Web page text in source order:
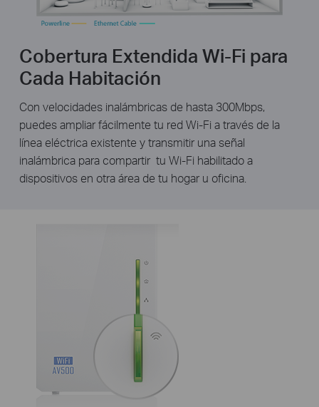
Cobertura Extendida Wi-Fi para
Cada Habitación
Con velocidades inalámbricas de hasta 300Mbps,
puedes ampliar fácilmente tu red Wi-Fi a través de la
línea eléctrica existente y transmitir una señal
inalámbrica para compartir tu Wi-Fi habilitado a
dispositivos en otra área de tu hogar u oficina.